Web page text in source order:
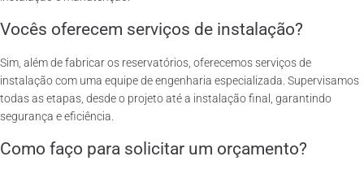
Vocês oferecem serviços de instalação?
Sim, além de fabricar os reservatórios, oferecemos serviços de
instalação com uma equipe de engenharia especializada. Supervisamos
todas as etapas, desde o projeto até a instalação final, garantindo
segurança e eficiência.
Como faço para solicitar um orçamento?